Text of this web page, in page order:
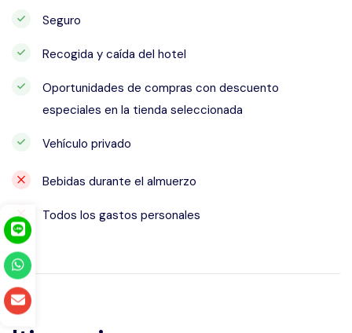
Seguro
Recogida y caída del hotel
Oportunidades de compras con descuento
especiales en la tienda seleccionada
Vehículo privado
Bebidas durante el almuerzo
Todos los gastos personales